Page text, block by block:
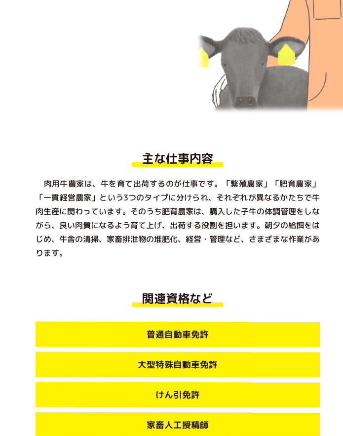
主な仕事内容
肉用牛農家は、牛を育て出荷するのが仕事です。「繁殖農家」「肥育農家」
「一貫経営農家」という3つのタイプに分けられ、それぞれが異なるかたちで牛
肉生産に関わっています。そのうち肥育農家は、購入した子牛の体調管理をしな
がら、良い肉質になるよう育て上げ、出荷する役割を担います。朝夕の給餌をは
じめ、牛舎の清掃、家畜排泄物の堆肥化、経営・管理など、さまざまな作業があ
ります。
関連資格など
普通自動車免許
大型特殊自動車免許
けん引免許
家畜人工授精師